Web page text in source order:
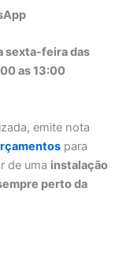
sexta-feira das
as 13:00
emite nota
para
de uma instalação
perto da